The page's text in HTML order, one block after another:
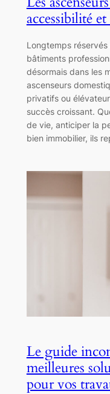
accessibilité
Longtemps
bâtiments
désormais dans les
ascenseurs
privatifs ou
succès croissant.
de vie, anticiper la
bien immobilier, ils
Le guide
meilleures
pour vos